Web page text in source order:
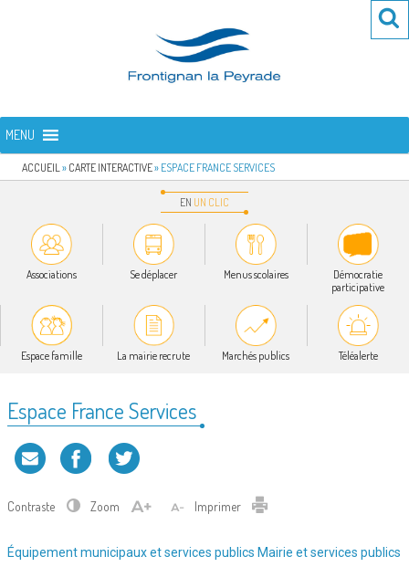
FRONTIGNAN LA PEYRADE
MENU
ACCUEIL » CARTE INTERACTIVE» ESPACE FRANCE SERVICES
EN UN CLIC
Associations Se déplacer Menus scolaires
Démocratie
participative
Espace famille La mairie recrute Marchés publics Téléalerte
Espace France Services
Contraste Zoom Imprimer
Catégorie
Équipement municipaux et services publics Mairie et services publics